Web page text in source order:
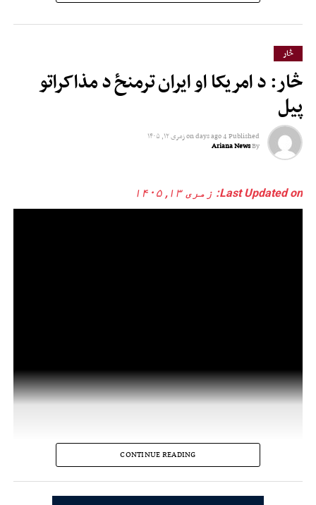
څار
څار: د امریکا او ایران ترمنځ د مذاکراتو
پیل
Published
4 days ago
onزمری ۱۲, ۱۴۰۵
By
Ariana News
Last Updated on: زمری ۱۳, ۱۴۰۵
CONTINUE READING